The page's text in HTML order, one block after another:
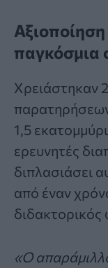
παγκόσμια
Χρειάστηκαν
1,5
ερευνητές
διπλασιάσει
από έναν
διδακτορικός
«Ο